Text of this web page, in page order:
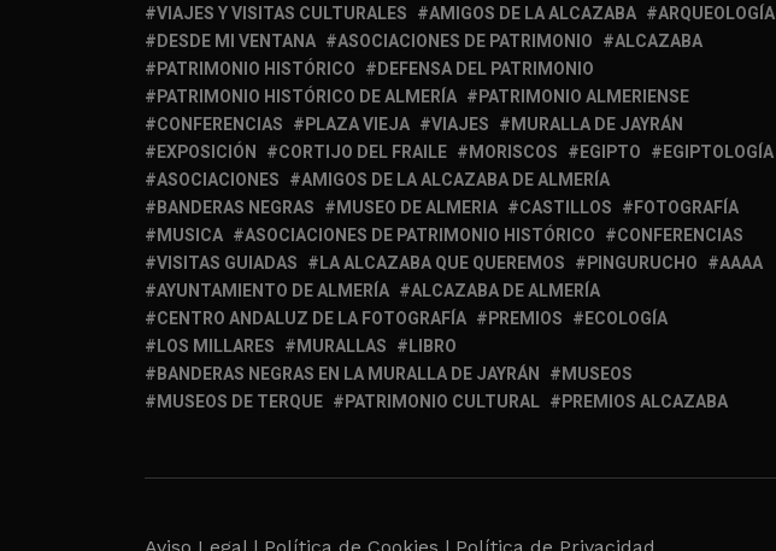
VIAJES Y VISITAS CULTURALES
AMIGOS DE LA ALCAZABA
ARQUEOLOGÍA
DESDE MI VENTANA
ASOCIACIONES DE PATRIMONIO
ALCAZABA
PATRIMONIO HISTÓRICO
DEFENSA DEL PATRIMONIO
PATRIMONIO HISTÓRICO DE ALMERÍA
PATRIMONIO ALMERIENSE
CONFERENCIAS
PLAZA VIEJA VIAJES
MURALLA DE JAYRÁN
EXPOSICIÓN
CORTIJO DEL FRAILE MORISCOS EGIPTO
EGIPTOLOGÍA
ASOCIACIONES
AMIGOS DE LA ALCAZABA DE ALMERÍA
BANDERAS NEGRAS
MUSEO DE ALMERIA CASTILLOS
FOTOGRAFÍA
MUSICA
ASOCIACIONES DE PATRIMONIO HISTÓRICO
CONFERENCIAS
VISITAS GUIADAS
LA ALCAZABA QUE QUEREMOS PINGURUCHO
AAAA
AYUNTAMIENTO DE ALMERÍA
ALCAZABA DE ALMERÍA
CENTRO ANDALUZ DE LA FOTOGRAFÍA
PREMIOS
ECOLOGÍA
LOS MILLARES
MURALLAS
LIBRO
BANDERAS NEGRAS EN LA MURALLA DE JAYRÁN
MUSEOS
MUSEOS DE TERQUE
PATRIMONIO CULTURAL PREMIOS ALCAZABA